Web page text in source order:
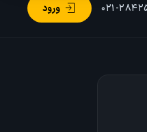
۲۸۴۲۵۱ ورود